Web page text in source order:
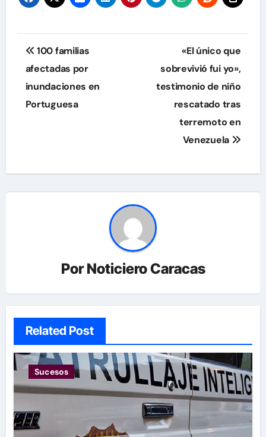
Navegación
de
entradas
100 familias
afectadas por
inundaciones en
Portuguesa
«El único que
sobrevivió fui yo»,
testimonio de niño
rescatado tras
terremoto en
Venezuela
PorNoticiero Caracas
Related Post
Sucesos